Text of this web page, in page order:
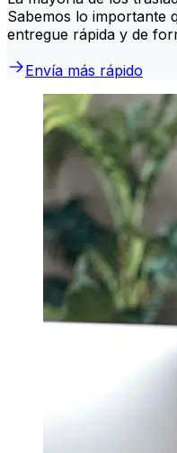
Sabemos lo importante
entregue rápida y de
Envía más rápido